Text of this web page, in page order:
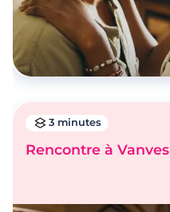
3 minutes
Rencontre à Vanves